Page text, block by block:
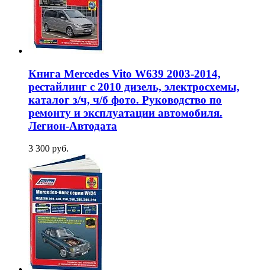
Книга Mercedes Vito W639 2003-2014,
рестайлинг с 2010 дизель, электросхемы,
каталог з/ч, ч/б фото. Руководство по
ремонту и эксплуатации автомобиля.
Легион-Aвтодата
3 300 руб.